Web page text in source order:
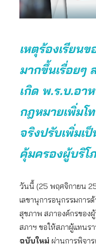
เหตุร้องเรียน
มากขึ้นเรื่อยๆ
เกิด พ.ร.บ.อา
กฎหมายเพิ่มโ
จริงปรับเพิ่มเ
คุ้มครองผู้บริโ
วันนี้ (25 พฤศจิกายน
เลขานุการอนุกรรมกา
สุขภาพ สภาองค์กรของผู้
สภาฯ ขอให้สภาผู้แทน
ฉบับใหม่ ผ่านการพิจา